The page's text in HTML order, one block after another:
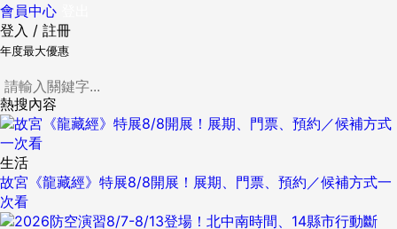
會員中心
登入 / 註冊
年度最大優惠
熱搜內容
生活
故宮《龍藏經》特展8/8開展！展期、門票、預約／候補方式一
次看